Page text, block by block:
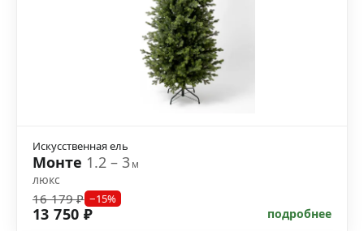
Искусственная ель
Монте 1.2 – 3м
люкс
16 179 ₽ −15%
13 750 ₽ подробнее